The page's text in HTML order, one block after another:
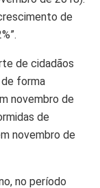
de
de cidadãos
forma
novembro de
de
novembro de
no período